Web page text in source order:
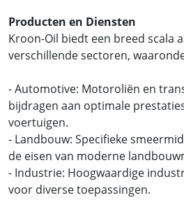
Producten en Diensten
Kroon-Oil biedt een breed scala
verschillende sectoren,
- Automotive: Motoroliën en
bijdragen aan optimale
voertuigen.
- Landbouw: Specifieke
de eisen van moderne
- Industrie: Hoogwaardige
voor diverse toepassingen.